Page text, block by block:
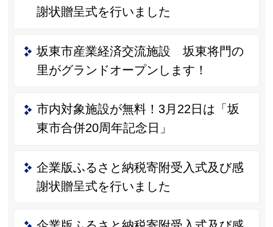
謝状贈呈式を行いました
坂東市産業経済交流施設 坂東将門の
里がグランドオープンします！
市内対象施設が無料！3月22日は「坂
東市合併20周年記念日」
企業版ふるさと納税寄附受入式及び感
謝状贈呈式を行いました